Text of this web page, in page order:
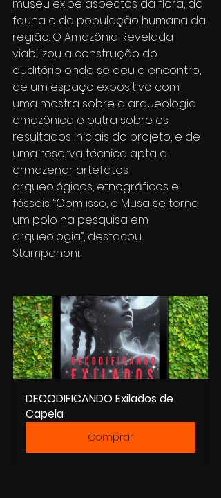
museu exibe aspectos da flora, da
fauna e da população humana da
região. O Amazônia Revelada
viabilizou a construção do
auditório onde se deu o encontro,
de um espaço expositivo com
uma mostra sobre a arqueologia
amazônica e outra sobre os
resultados iniciais do projeto, e de
uma reserva técnica apta a
armazenar artefatos
arqueológicos, etnográficos e
fósseis. “Com isso, o Musa se torna
um polo na pesquisa em
arqueologia”, destacou
Stampanoni.
DECODIFICANDO Exilados de
Capela
Comprar